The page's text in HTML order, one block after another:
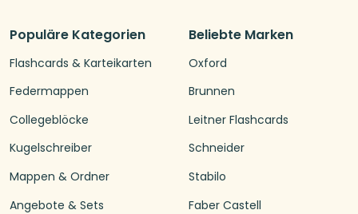
Populäre Kategorien
Flashcards & Karteikarten
Federmappen
Collegeblöcke
Kugelschreiber
Mappen & Ordner
Angebote & Sets
Beliebte Marken
Oxford
Brunnen
Leitner Flashcards
Schneider
Stabilo
Faber Castell